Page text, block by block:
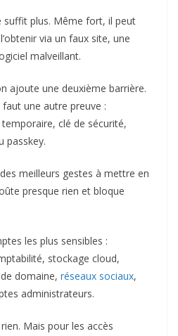
suffit plus. Même fort, il peut
via un faux site, une
malveillant.
ajoute une deuxième barrière.
une autre preuve :
clé de sécurité,
passkey.
des meilleurs gestes à mettre en
presque rien et bloque
les plus sensibles :
stockage cloud,
domaine, réseaux sociaux,
administrateurs.
Mais pour les accès